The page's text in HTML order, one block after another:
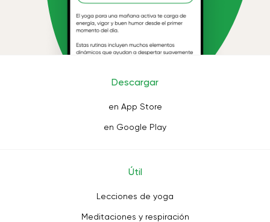
Descargar
en App Store
en Google Play
Útil
Lecciones de yoga
Meditaciones y respiración